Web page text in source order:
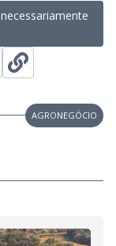
necessariamente
AGRONEGÓCIO